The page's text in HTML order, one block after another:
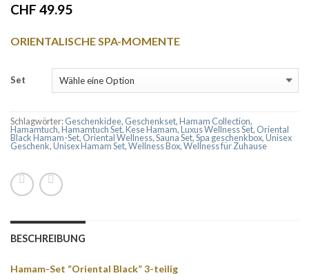
CHF 49.95
ORIENTALISCHE SPA-MOMENTE
Set
Schlagwörter:Geschenkidee, Geschenkset,Hamam Collection,
Hamamtuch,Hamamtuch Set,Kese Hamam,Luxus Wellness Set, Oriental
Black Hamam-Set, Oriental Wellness,Sauna Set,Spa geschenkbox,Unisex
Geschenk,Unisex Hamam Set,Wellness Box,Wellness für Zuhause
BESCHREIBUNG
Hamam-Set “Oriental Black” 3-teilig